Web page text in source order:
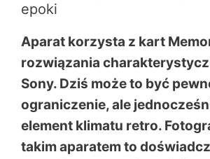
epoki
Aparat korzysta z kart
rozwiązania
Sony. Dziś może to być
ograniczenie, ale
element klimatu retro.
takim aparatem to